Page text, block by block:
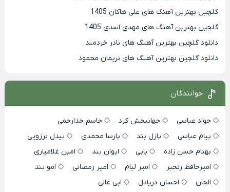
گلچین بهترين آهنگ های علی هاکان 1405
گلچین بهترین آهنگ های مهدی اسدی 1405
دانلود گلچین بهترین آهنگ های نادر خردمند
دانلود گلچین بهترین آهنگ های نریمان محمود
خوانندگان
جواد عباسی جهانبخش کرد
جاسم خدارحمی
پیام عباسی
پازل بند پارسا محمدی
بیدل برزویی
بهنام حسن زاده
بابی ایوان بند
امین غلامیاری
امیرحافظ رنجبر
امیر لیام امیر رمضانی
امو بند
الجان
احسان دریادل
ابی عالی